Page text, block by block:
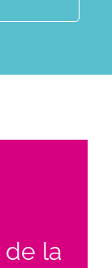
de la